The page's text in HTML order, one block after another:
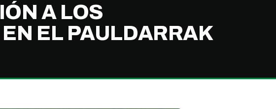
A LOS
EL PAULDARRAK